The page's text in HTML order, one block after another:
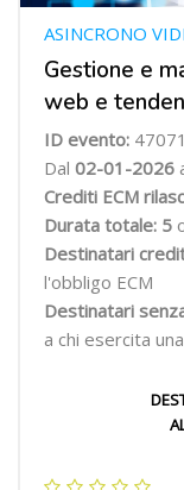
Gestione e
web e
ASINCRONO
ID evento:
Dal 02-01-2026
Crediti ECM
Durata totale: 5
Destinatari
l'obbligo ECM
Destinatari
a chi esercita